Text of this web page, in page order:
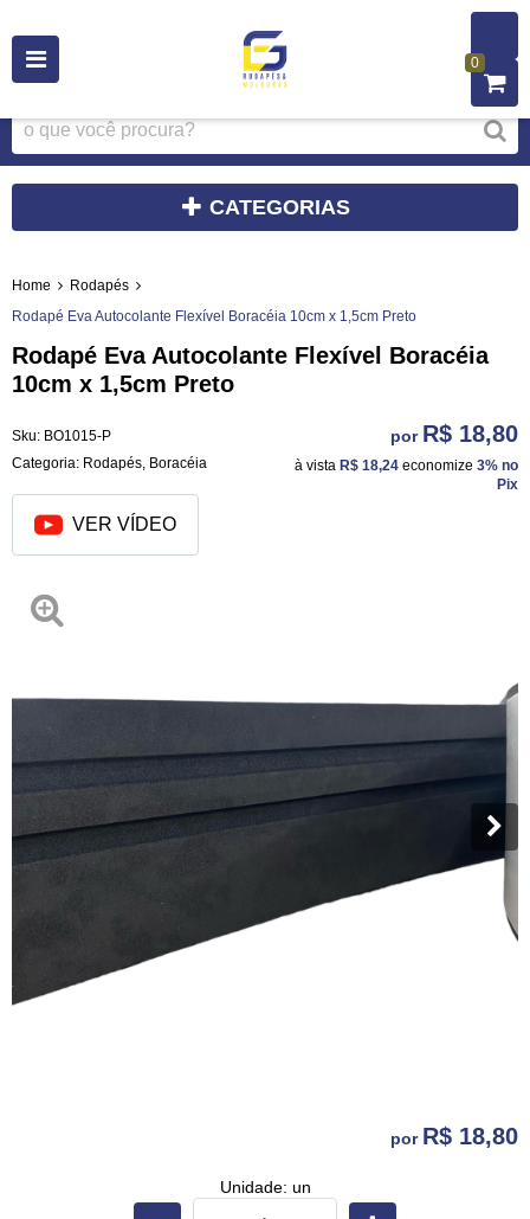
0
CATEGORIAS
Home
Rodapés
Rodapé Eva Autocolante Flexível Boracéia 10cm x 1,5cm Preto
Rodapé Eva Autocolante Flexível Boracéia
10cm x 1,5cm Preto
Sku: BO1015-P
Categoria: Rodapés Boracéia
por R$ 18,80
à vista R$ 18,24 economize 3% no
Pix
VER VÍDEO
por R$ 18,80
Unidade: un